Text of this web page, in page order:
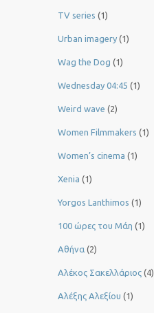
TV series (1)
Urban imagery (1)
Wag the Dog (1)
Wednesday 04:45 (1)
Weird wave (2)
Women Filmmakers (1)
Women’s cinema (1)
Xenia (1)
Yorgos Lanthimos (1)
100 ώρες του Μάη (1)
Αθήνα (2)
Αλέκος Σακελλάριος (4)
Αλέξης Αλεξίου (1)